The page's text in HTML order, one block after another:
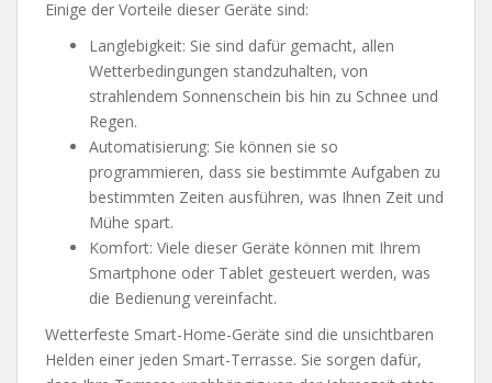
Einige der Vorteile dieser Geräte sind:
Langlebigkeit: Sie sind dafür gemacht, allen
Wetterbedingungen standzuhalten, von
strahlendem Sonnenschein bis hin zu Schnee und
Regen.
Automatisierung: Sie können sie so
programmieren, dass sie bestimmte Aufgaben zu
bestimmten Zeiten ausführen, was Ihnen Zeit und
Mühe spart.
Komfort: Viele dieser Geräte können mit Ihrem
Smartphone oder Tablet gesteuert werden, was
die Bedienung vereinfacht.
Wetterfeste Smart-Home-Geräte sind die unsichtbaren
Helden einer jeden Smart-Terrasse. Sie sorgen dafür,